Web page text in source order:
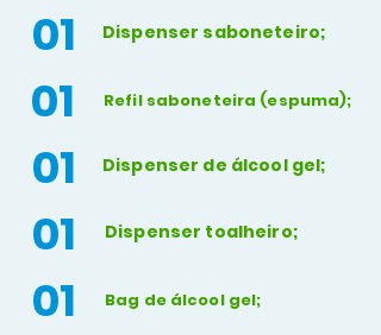
01
01
01
01
01
Dispenser saboneteiro;
Refil saboneteira (espuma);
Dispenser de álcool gel;
Dispenser toalheiro;
Bag de álcool gel;